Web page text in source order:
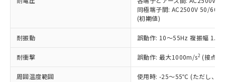
同極端子間: AC2500V 50/
(初期値)
耐振動 誤動作: 10～55Hz 複振幅
耐衝撃 誤動作: 最大1000m/s2 (接点
周囲温度範囲
使用時: -25～55℃ (ただし、氷
在庫状況および標準価格照会結果は、
記載している更新日時点での社内デー
タに基づき作成されるものであり、閲
覧された時点での実際の在庫および標
準価格とは異なる場合があることをご
正式な納期状況および標準価格はお客
むを得ず変更することがあります。
六価クロム(Cr(Ⅵ)) 1000ppm以下、ポリ臭化ビフェニル
類(PBB) 1000ppm以下、ポリ臭化ジフェニルエーテル類
(PBDE) 1000ppm以下、フタル酸ビス(2-エチルヘキシ
ル) (DEHP)(別名：DOP) 1000ppm以下、フタル酸ブチ
ルベンジル（BBP） 1000ppm以下、フタル酸ジブチル
「－」：未確認です。当社販売部門へお問
*中国RoHS10物質の基準値 (GB/T26572)：
Pb(鉛) :1000ppm、 Hg(水銀) : 1000ppm、 Cd(カドミウ
Cr(Ⅵ)(六価クロム) : 1000ppm、 PBBs(ポリ臭化ビフェ
DBP(フタル酸ジブチル) : 1000ppm、 DIBP(フタル酸ジ
為替および外国貿易法に定める商品
（以下｢規制貨物等」という）を輸出
または国外への提供する場合は、日本
国政府の輸出許可(または役務取引許
可)を取得するなどの必要な手続きを
当社は規制貨物を破棄する場合は、完
全に破砕するなど、違法に輸出されな
一定数以上の在庫あり